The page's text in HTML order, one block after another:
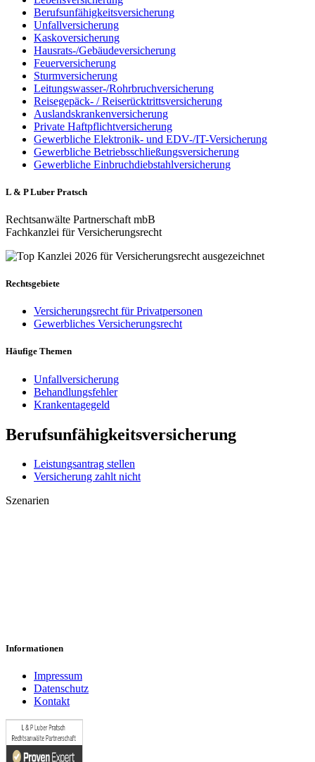
Berufsunfähigkeitsversicherung
Unfallversicherung
Kaskoversicherung
Hausrats-/Gebäudeversicherung
Feuerversicherung
Sturmversicherung
Leitungswasser-/Rohrbruchversicherung
Reisegepäck- / Reiserücktrittsversicherung
Auslandskrankenversicherung
Private Haftpflichtversicherung
Gewerbliche Elektronik- und EDV-/IT-Versicherung
Gewerbliche Betriebsschließungsversicherung
Gewerbliche Einbruchdiebstahlversicherung
L & P Luber Pratsch
Rechtsanwälte Partnerschaft mbB
Fachkanzlei für Versicherungsrecht
Rechtsgebiete
Versicherungsrecht für Privatpersonen
Gewerbliches Versicherungsrecht
Häufige Themen
Unfallversicherung
Behandlungsfehler
Krankentagegeld
Berufsunfähigkeitsversicherung
Leistungsantrag stellen
Versicherung zahlt nicht
Szenarien
Informationen
Impressum
Datenschutz
Kontakt